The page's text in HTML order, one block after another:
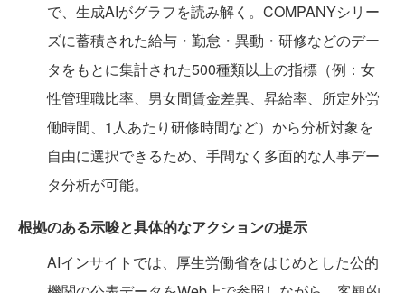
で、生成AIがグラフを読み解く。COMPANYシリー
ズに蓄積された給与・勤怠・異動・研修などのデー
タをもとに集計された500種類以上の指標（例：女
性管理職比率、男女間賃金差異、昇給率、所定外労
働時間、1人あたり研修時間など）から分析対象を
自由に選択できるため、手間なく多面的な人事デー
タ分析が可能。
根拠のある示唆と具体的なアクションの提示
AIインサイトでは、厚生労働省をはじめとした公的